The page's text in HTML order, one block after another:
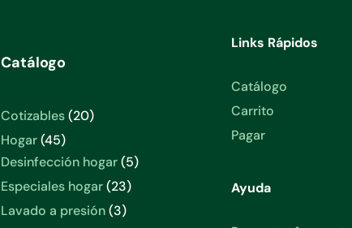
Catálogo
Cotizables 20
Hogar 45
Desinfección hogar 5
Especiales hogar 23
Lavado a presión 3
Links Rápidos
Catálogo
Carrito
Pagar
Ayuda